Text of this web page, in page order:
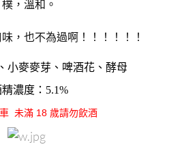
樸，溫和。
，也不為過啊！！！！！！
小麥麥芽 、 啤酒花 、酵母
濃度：5.1%
未滿 18 歲請勿飲酒